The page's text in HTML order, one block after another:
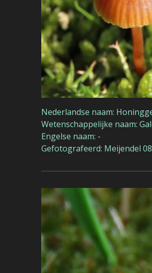
Nederlandse naam:
Wetenschappelijke naam:
Engelse naam: -
Gefotografeerd: Meijendel